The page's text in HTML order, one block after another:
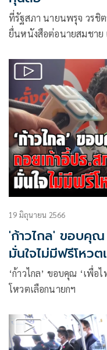
ที่รัฐสภา นายนพรุจ วรชิ
ยื่นหนังสือต่อนายสมชาย
บริโภค และนายเสรี สุวร
19 มิถุนายน 2566
'ก้าวไกล' ขอบคุณ
มั่นใจไม่มีฟรีโหว
‘ก้าวไกล’ ขอบคุณ ‘เพื่อ
โหวตเลือกนายกฯ